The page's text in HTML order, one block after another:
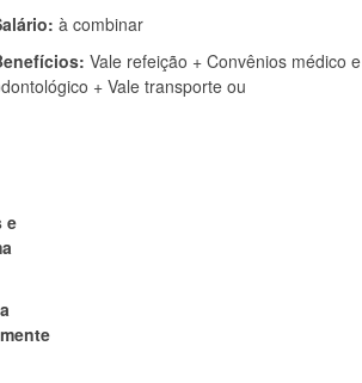
à combinar
Vale refeição + Convênios médico e
+ Vale transporte ou
e